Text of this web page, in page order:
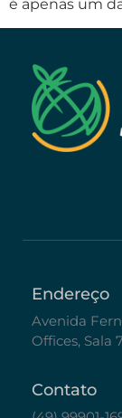
é apenas um
Endereço
Avenida
Offices, Sala
Contato